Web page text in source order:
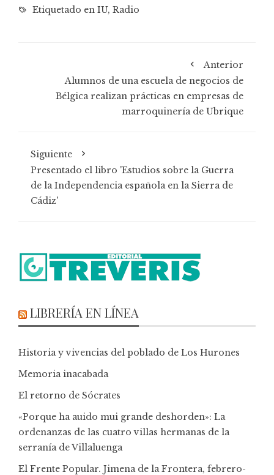
Etiquetado en IU, Radio
Anterior
Alumnos de una escuela de negocios de
Bélgica realizan prácticas en empresas de
marroquinería de Ubrique
Siguiente
Presentado el libro 'Estudios sobre la Guerra
de la Independencia española en la Sierra de
Cádiz'
LIBRERÍA EN LÍNEA
Historia y vivencias del poblado de Los Hurones
Memoria inacabada
El retorno de Sócrates
«Porque ha auido mui grande deshorden»: La
ordenanzas de las cuatro villas hermanas de la
serranía de Villaluenga
El Frente Popular. Jimena de la Frontera, febrero-